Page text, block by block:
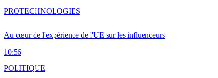
Au cœur de l'expérience de l'UE sur les influenceurs
10:56
PROTECHNOLOGIES
POLITIQUE